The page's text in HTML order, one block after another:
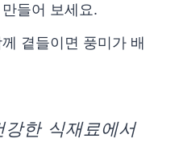
들어 보세요.
곁들이면 풍미가 배
강한 식재료에서